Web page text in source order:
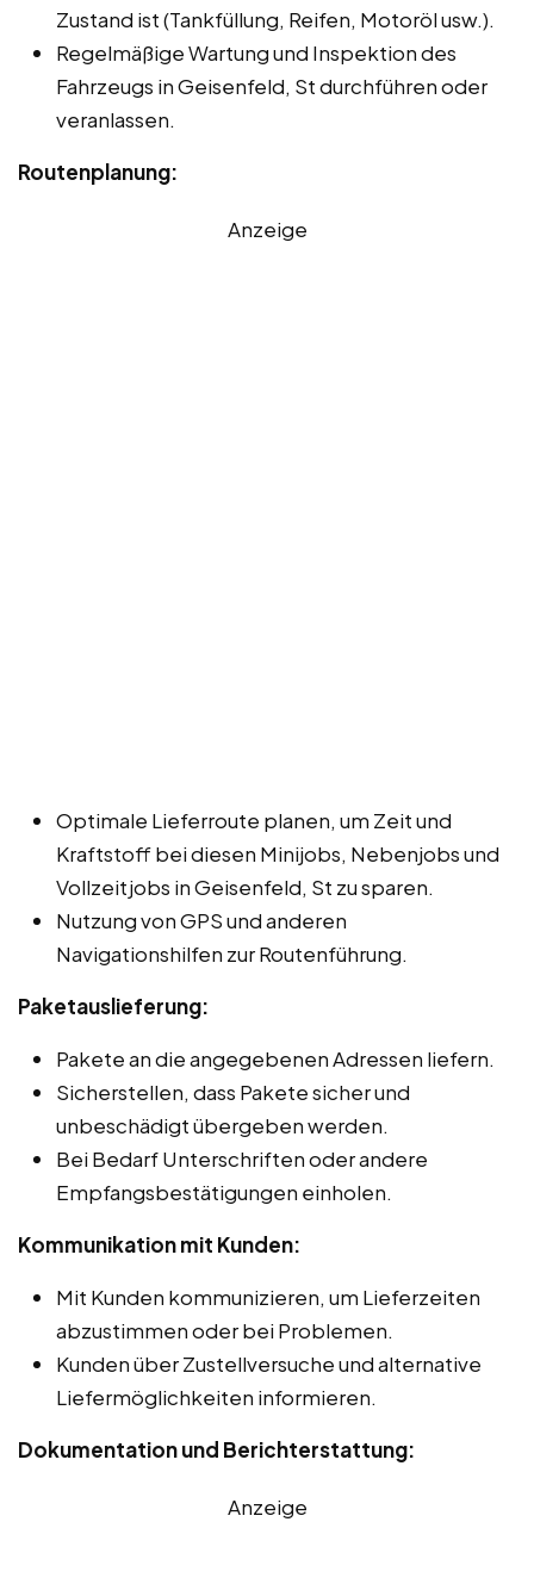
Zustand ist (Tankfüllung, Reifen, Motoröl usw.).
Regelmäßige Wartung und Inspektion des
Fahrzeugs in Geisenfeld, St durchführen oder
veranlassen.
Routenplanung:
Anzeige
Optimale Lieferroute planen, um Zeit und
Kraftstoff bei diesen Minijobs, Nebenjobs und
Vollzeitjobs in Geisenfeld, St zu sparen.
Nutzung von GPS und anderen
Navigationshilfen zur Routenführung.
Paketauslieferung:
Pakete an die angegebenen Adressen liefern.
Sicherstellen, dass Pakete sicher und
unbeschädigt übergeben werden.
Bei Bedarf Unterschriften oder andere
Empfangsbestätigungen einholen.
Kommunikation mit Kunden:
Mit Kunden kommunizieren, um Lieferzeiten
abzustimmen oder bei Problemen.
Kunden über Zustellversuche und alternative
Liefermöglichkeiten informieren.
Dokumentation und Berichterstattung:
Anzeige